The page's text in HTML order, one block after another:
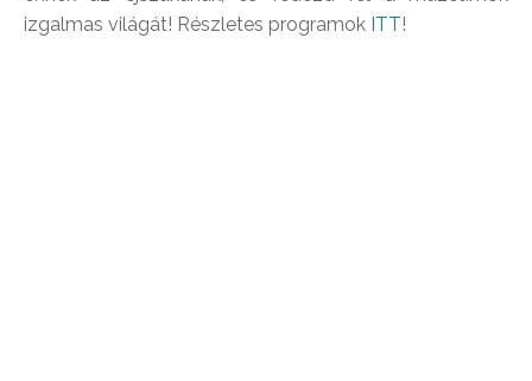
izgalmas világát! Részletes programok ITT!